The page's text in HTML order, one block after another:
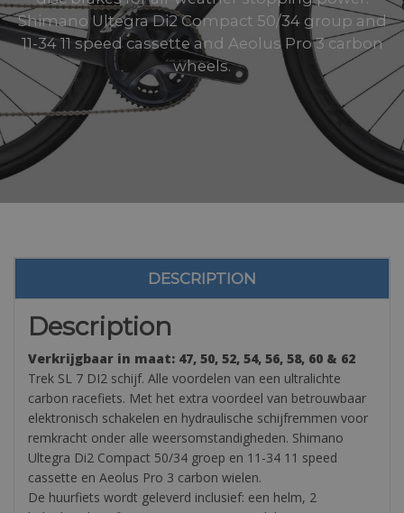
Shimano Ultegra Di2 Compact 50/34 group and
11-34 11 speed cassette and Aeolus Pro 3 carbon
wheels.
DESCRIPTION
Description
Verkrijgbaar in maat: 47, 50, 52, 54, 56, 58, 60 & 62
Trek SL 7 DI2 schijf. Alle voordelen van een ultralichte
carbon racefiets. Met het extra voordeel van betrouwbaar
elektronisch schakelen en hydraulische schijfremmen voor
remkracht onder alle weersomstandigheden. Shimano
Ultegra Di2 Compact 50/34 groep en 11-34 11 speed
cassette en Aeolus Pro 3 carbon wielen.
De huurfiets wordt geleverd inclusief: een helm, 2